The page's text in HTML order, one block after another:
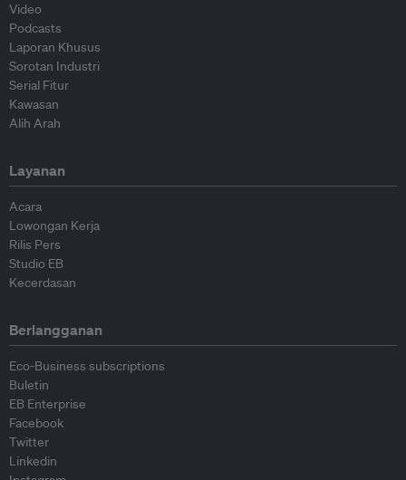
Video
Podcasts
Laporan Khusus
Sorotan Industri
Serial Fitur
Kawasan
Alih Arah
Layanan
Acara
Lowongan Kerja
Rilis Pers
Studio EB
Kecerdasan
Berlangganan
Eco-Business subscriptions
Buletin
EB Enterprise
Facebook
Twitter
Linkedin